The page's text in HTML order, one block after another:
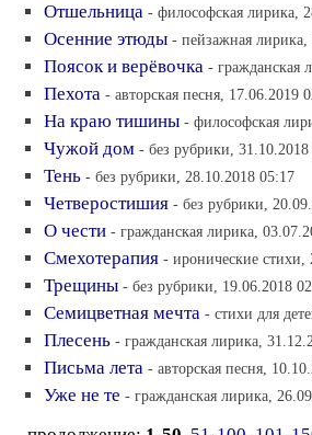
Отшельница - философская лирика,
Осенние этюды - пейзажная
Поясок и верёвочка - гражданская
Пехота - авторская песня, 17.06.2019
На краю тишины - философская
Чужой дом - без рубрики,
Тень - без рубрики, 28.10.2018 05:17
Четверостишия - без рубрики,
О чести - гражданская лирика,
Смехотерапия - иронические стихи,
Трещины - без рубрики, 19.06.2018
Семицветная мечта - стихи для
Плесень - гражданская лирика,
Письма лета - авторская песня,
Уже не те - гражданская лирика,